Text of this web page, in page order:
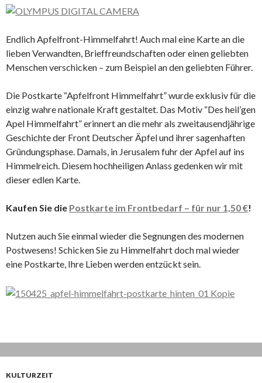
Endlich Apfelfront-Himmelfahrt! Auch mal eine Karte an die
lieben Verwandten, Brieffreundschaften oder einen geliebten
Menschen verschicken – zum Beispiel an den geliebten Führer.
Die Postkarte “Apfelfront Himmelfahrt” wurde exklusiv für die
einzig wahre nationale Kraft gestaltet. Das Motiv “Des heil’gen
Apel Himmelfahrt” erinnert an die mehr als zweitausendjährige
Geschichte der Front Deutscher Äpfel und ihrer sagenhaften
Gründungsphase. Damals, in Jerusalem fuhr der Apfel auf ins
Himmelreich. Diesem hochheiligen Anlass gedenken wir mit
dieser edlen Karte.
Kaufen Sie die Postkarte im Frontbedarf – für nur 1,50 €!
Nutzen auch Sie einmal wieder die Segnungen des modernen
Postwesens! Schicken Sie zu Himmelfahrt doch mal wieder
eine Postkarte, Ihre Lieben werden entzückt sein.
KULTURZEIT